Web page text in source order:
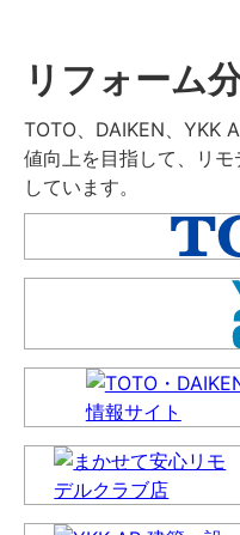
リフォーム
TOTO、DAIKEN、YKK
値向上を目指して、リ
しています。